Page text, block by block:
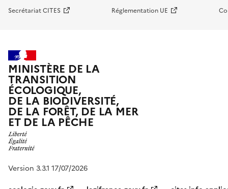
Secrétariat CITES Réglementation UE
MINISTÈRE DE LA
TRANSITION
ÉCOLOGIQUE,
DE LA BIODIVERSITÉ,
DE LA FORÊT, DE LA MER
ET DE LA PÊCHE
Version 3.3.1 17/07/2026